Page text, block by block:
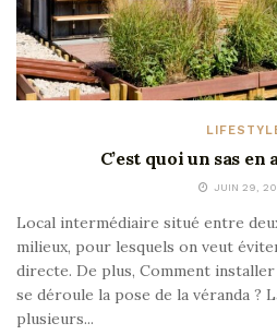
C’est quoi un sas
JUIN 29,
Local intermédiaire situé entre
milieux, pour lesquels on veut
directe. De plus, Comment
se déroule la pose de la véranda ?
plusieurs...